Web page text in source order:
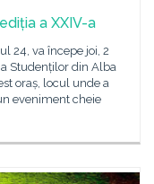
a XXIV-a
24, va începe joi, 2
Studenților din Alba
oraș, locul unde a
eveniment cheie